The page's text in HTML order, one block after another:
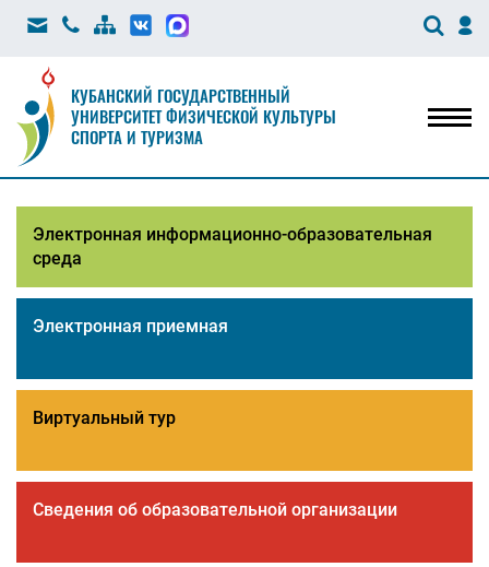
КУБАНСКИЙ ГОСУДАРСТВЕННЫЙ
УНИВЕРСИТЕТ ФИЗИЧЕСКОЙ КУЛЬТУРЫ
СПОРТА И ТУРИЗМА
Электронная информационно-образовательная
среда
Электронная приемная
Виртуальный тур
Сведения об образовательной организации